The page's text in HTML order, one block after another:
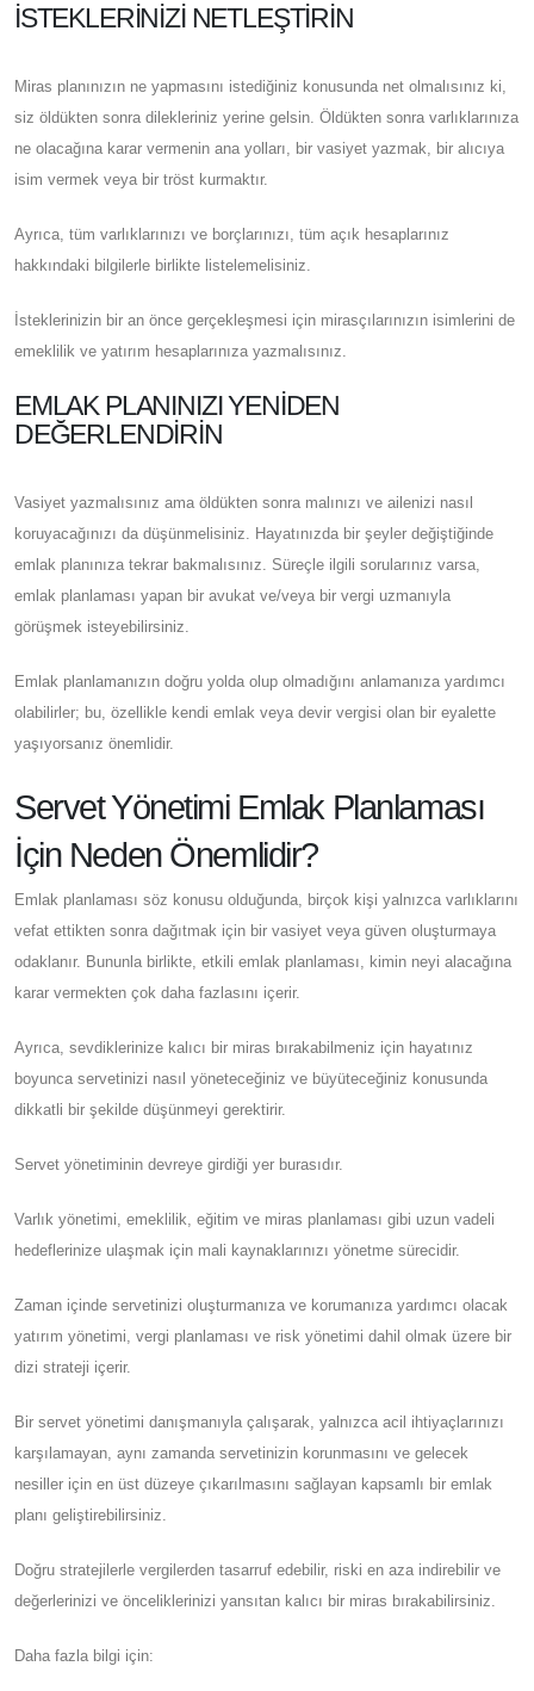
İSTEKLERINIZI NETLEŞTIRIN
Miras planınızın ne yapmasını istediğiniz konusunda net olmalısınız ki,
siz öldükten sonra dilekleriniz yerine gelsin. Öldükten sonra varlıklarınıza
ne olacağına karar vermenin ana yolları, bir vasiyet yazmak, bir alıcıya
isim vermek veya bir tröst kurmaktır.
Ayrıca, tüm varlıklarınızı ve borçlarınızı, tüm açık hesaplarınız
hakkındaki bilgilerle birlikte listelemelisiniz.
İsteklerinizin bir an önce gerçekleşmesi için mirasçılarınızın isimlerini de
emeklilik ve yatırım hesaplarınıza yazmalısınız.
EMLAK PLANINIZI YENIDEN
DEĞERLENDIRIN
Vasiyet yazmalısınız ama öldükten sonra malınızı ve ailenizi nasıl
koruyacağınızı da düşünmelisiniz. Hayatınızda bir şeyler değiştiğinde
emlak planınıza tekrar bakmalısınız. Süreçle ilgili sorularınız varsa,
emlak planlaması yapan bir avukat ve/veya bir vergi uzmanıyla
görüşmek isteyebilirsiniz.
Emlak planlamanızın doğru yolda olup olmadığını anlamanıza yardımcı
olabilirler; bu, özellikle kendi emlak veya devir vergisi olan bir eyalette
yaşıyorsanız önemlidir.
Servet Yönetimi Emlak Planlaması
İçin Neden Önemlidir?
Emlak planlaması söz konusu olduğunda, birçok kişi yalnızca varlıklarını
vefat ettikten sonra dağıtmak için bir vasiyet veya güven oluşturmaya
odaklanır. Bununla birlikte, etkili emlak planlaması, kimin neyi alacağına
karar vermekten çok daha fazlasını içerir.
Ayrıca, sevdiklerinize kalıcı bir miras bırakabilmeniz için hayatınız
boyunca servetinizi nasıl yöneteceğiniz ve büyüteceğiniz konusunda
dikkatli bir şekilde düşünmeyi gerektirir.
Servet yönetiminin devreye girdiği yer burasıdır.
Varlık yönetimi, emeklilik, eğitim ve miras planlaması gibi uzun vadeli
hedeflerinize ulaşmak için mali kaynaklarınızı yönetme sürecidir.
Zaman içinde servetinizi oluşturmanıza ve korumanıza yardımcı olacak
yatırım yönetimi, vergi planlaması ve risk yönetimi dahil olmak üzere bir
dizi strateji içerir.
Bir servet yönetimi danışmanıyla çalışarak, yalnızca acil ihtiyaçlarınızı
karşılamayan, aynı zamanda servetinizin korunmasını ve gelecek
nesiller için en üst düzeye çıkarılmasını sağlayan kapsamlı bir emlak
planı geliştirebilirsiniz.
Doğru stratejilerle vergilerden tasarruf edebilir, riski en aza indirebilir ve
değerlerinizi ve önceliklerinizi yansıtan kalıcı bir miras bırakabilirsiniz.
Daha fazla bilgi için: